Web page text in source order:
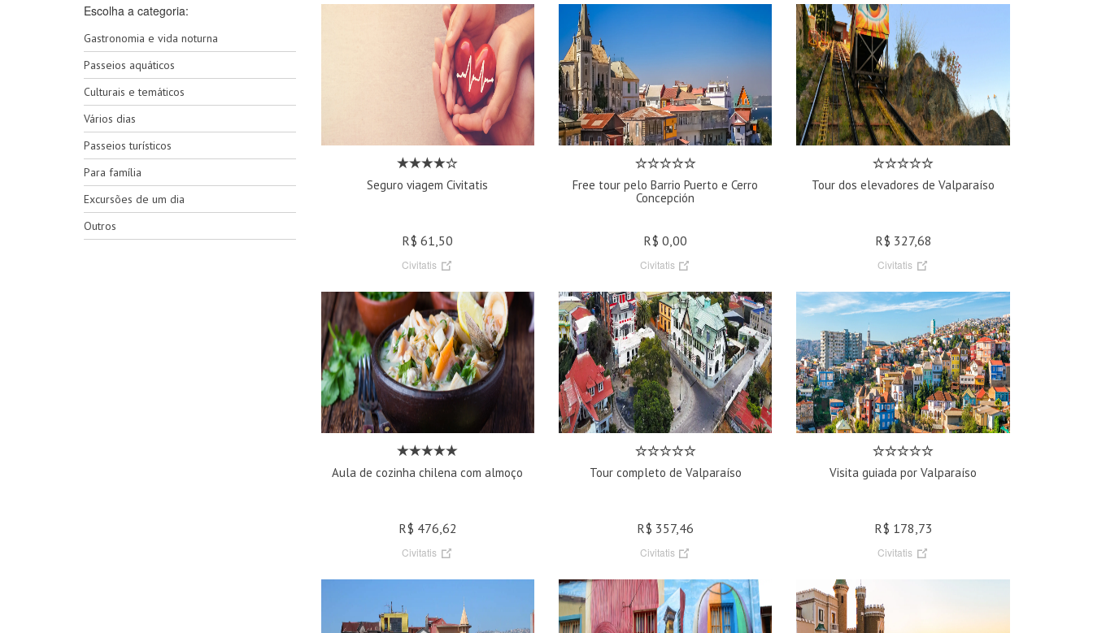
Escolha a categoria:
Gastronomia e vida noturna
Passeios aquáticos
Culturais e temáticos
Vários dias
Passeios turísticos
Para família
Excursões de um dia
Outros
Seguro viagem Civitatis
R$ 61,50
Civitatis
Free tour pelo Barrio Puerto e Cerro
Concepción
R$ 0,00
Civitatis
Tour dos elevadores de Valparaíso
R$ 327,68
Civitatis
Aula de cozinha chilena com almoço
R$ 476,62
Civitatis
Tour completo de Valparaíso
R$ 357,46
Civitatis
Visita guiada por Valparaíso
R$ 178,73
Civitatis